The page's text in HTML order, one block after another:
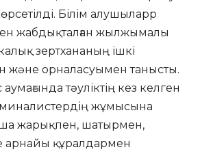
Білім алушыларр
жабдықталған жылжымалы
зертхананың ішкі
және орналасуымен танысты.
тәуліктің кез келген
жұмысына
жарықпен, шатырмен,
арнайы құралдармен